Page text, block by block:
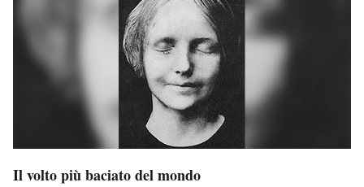
Il volto più baciato del mondo